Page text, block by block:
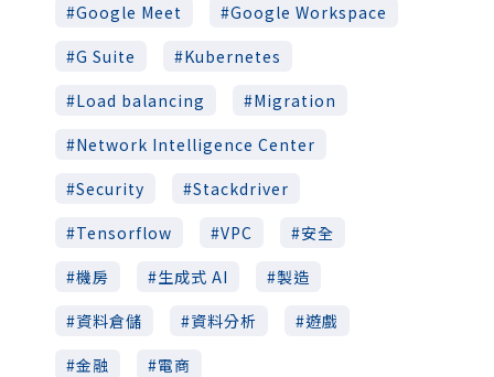
Google Meet
Google Workspace
G Suite
Kubernetes
Load balancing
Migration
Network Intelligence Center
Security
Stackdriver
Tensorflow
VPC
安全
機房
生成式 AI
製造
資料倉儲
資料分析
遊戲
金融
電商